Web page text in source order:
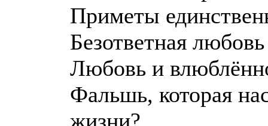
Приметы
Безответная любовь
Любовь и
Фальшь, которая
жизни?